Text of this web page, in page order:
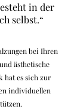
in der
selbst.“
bei Ihren
ästhetische
hat es sich zur
individuellen